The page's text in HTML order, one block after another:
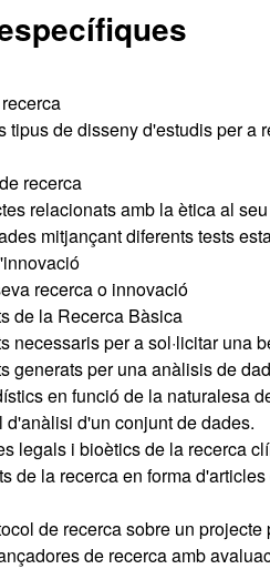
tipus de disseny d'estudis per a
recerca
relacionats amb la ètica al
mitjançant diferents tests
recerca o innovació
de la Recerca Bàsica
necessaris per a sol·licitar una
generats per una anàlisis de
en funció de la naturalesa
d'un conjunt de dades.
legals i bioètics de la recerca
de la recerca en forma
de recerca sobre un projecte
de recerca amb